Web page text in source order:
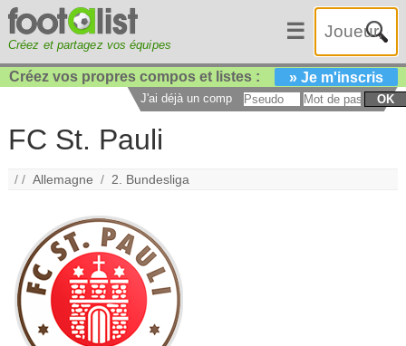
Créez et partagez vos équipes
☰
Créez vos propres compos et listes : » Je m'inscris
J'ai déjà un compte : OK
FC St. Pauli
/ /Allemagne / 2. Bundesliga